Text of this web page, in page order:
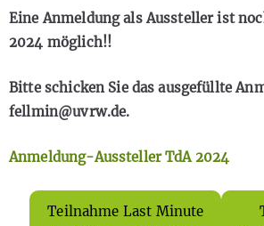
Eine Anmeldung als Aussteller ist
2024 möglich!!
Bitte schicken Sie das ausgefüllte
fellmin@uvrw.de.
Anmeldung-Aussteller TdA 2024
Teilnahme Last Minute